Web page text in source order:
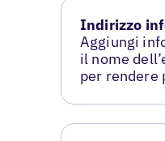
Indirizzo
Aggiungi
il nome
per rendere